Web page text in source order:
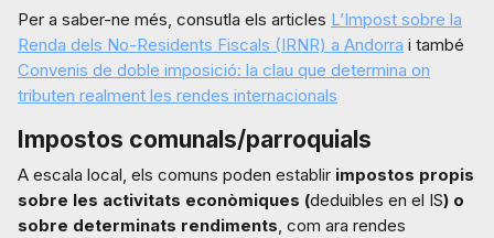
Per a saber-ne més, consutla els articles L’Impost sobre la
Renda dels No-Residents Fiscals (IRNR) a Andorra i també
Convenis de doble imposició: la clau que determina on
tributen realment les rendes internacionals
Impostos comunals/parroquials
A escala local, els comuns poden establir impostos propis
sobre les activitats econòmiques (deduibles en el IS) o
sobre determinats rendiments, com ara rendes